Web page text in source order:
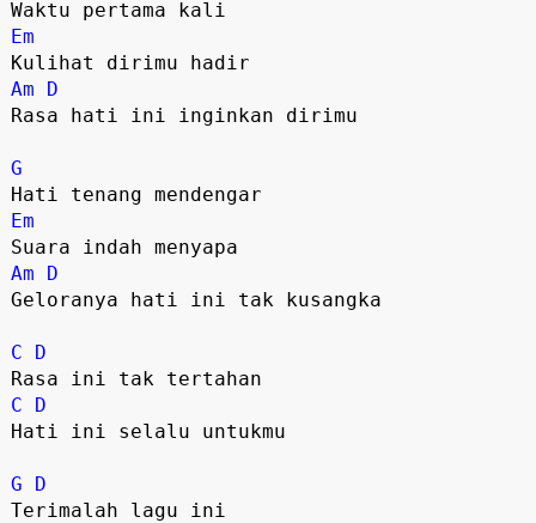
Em
Am
D
Rasa hati ini inginkan dirimu
G
Em
Am
D
Geloranya hati ini tak kusangka
C
D
C
D
Hati ini selalu untukmu
G
D